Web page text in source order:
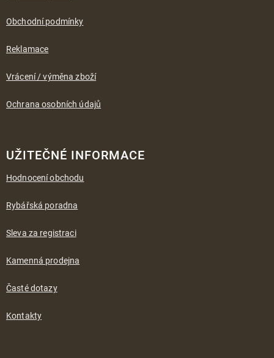
Obchodní podmínky
Reklamace
Vrácení / výměna zboží
Ochrana osobních údajů
UŽITEČNÉ INFORMACE
Hodnocení obchodu
Rybářská poradna
Sleva za registraci
Kamenná prodejna
Časté dotazy
Kontakty